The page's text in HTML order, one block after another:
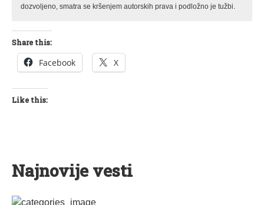
dozvoljeno, smatra se kršenjem autorskih prava i podložno je tužbi.
Share this:
Facebook X
Like this:
Najnovije vesti